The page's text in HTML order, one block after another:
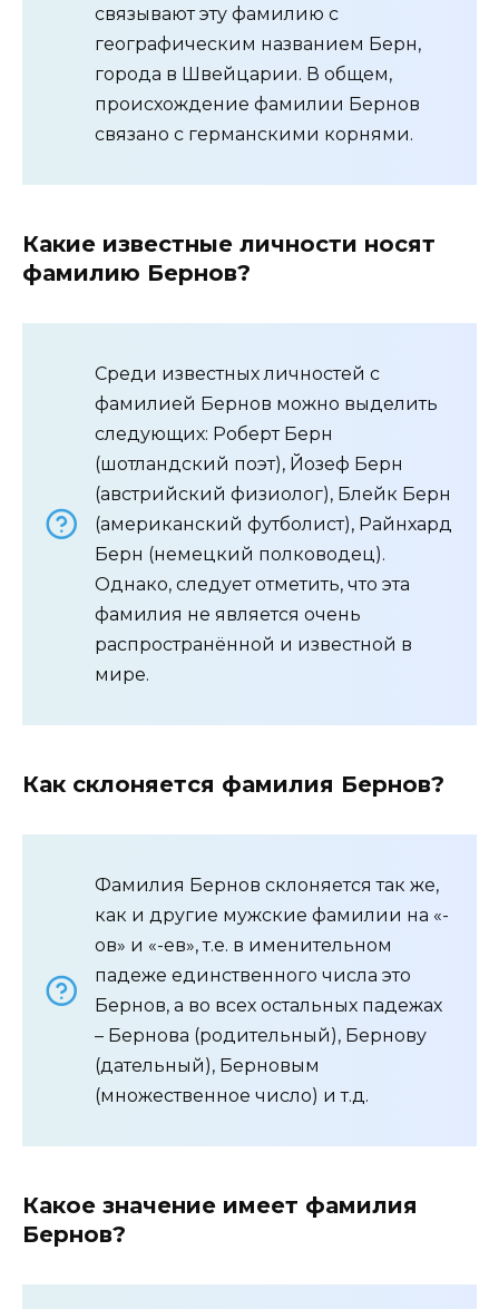
связывают эту фамилию с
географическим названием Берн,
города в Швейцарии. В общем,
происхождение фамилии Бернов
связано с германскими корнями.
Какие известные личности носят
фамилию Бернов?
Среди известных личностей с
фамилией Бернов можно выделить
следующих: Роберт Берн
(шотландский поэт), Йозеф Берн
(австрийский физиолог), Блейк Берн
(американский футболист), Райнхард
Берн (немецкий полководец).
Однако, следует отметить, что эта
фамилия не является очень
распространённой и известной в
мире.
Как склоняется фамилия Бернов?
Фамилия Бернов склоняется так же,
как и другие мужские фамилии на «-
ов» и «-ев», т.е. в именительном
падеже единственного числа это
Бернов, а во всех остальных падежах
– Бернова (родительный), Бернову
(дательный), Берновым
(множественное число) и т.д.
Какое значение имеет фамилия
Бернов?